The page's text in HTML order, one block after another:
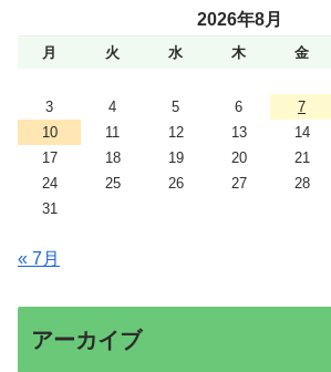
2026年8月
月 火 水 木 金
3
4 5 6 7
10
11 12 13 14
17
18 19 20 21
24
25 26 27 28
31
« 7月
アーカイブ